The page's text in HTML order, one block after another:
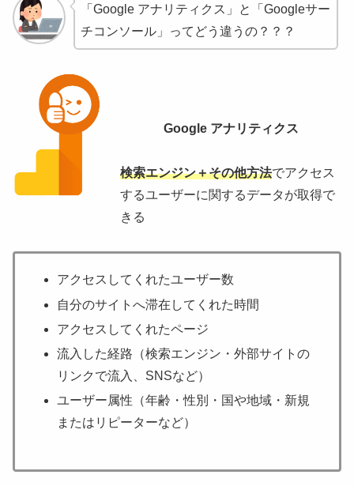
「Google アナリティクス」と「Googleサー
チコンソール」ってどう違うの？？？
Google アナリティクス
検索エンジン＋その他方法でアクセス
するユーザーに関するデータが取得で
きる
アクセスしてくれたユーザー数
自分のサイトへ滞在してくれた時間
アクセスしてくれたページ
流入した経路（検索エンジン・外部サイトの
リンクで流入、SNSなど）
ユーザー属性（年齢・性別・国や地域・新規
またはリピーターなど）